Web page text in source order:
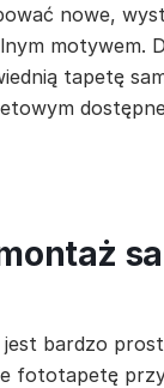
nowe,
motywem.
tapetę
bardzo
fototapetę